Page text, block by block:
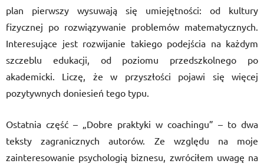
plan pierwszy wysuwają się umiejętności: od kultury
fizycznej po rozwiązywanie problemów matematycznych.
Interesujące jest rozwijanie takiego podejścia na każdym
szczeblu edukacji, od poziomu przedszkolnego po
akademicki. Liczę, że w przyszłości pojawi się więcej
pozytywnych doniesień tego typu.
Ostatnia część – „Dobre praktyki w coachingu” – to dwa
teksty zagranicznych autorów. Ze względu na moje
zainteresowanie psychologią biznesu, zwróciłem uwagę na